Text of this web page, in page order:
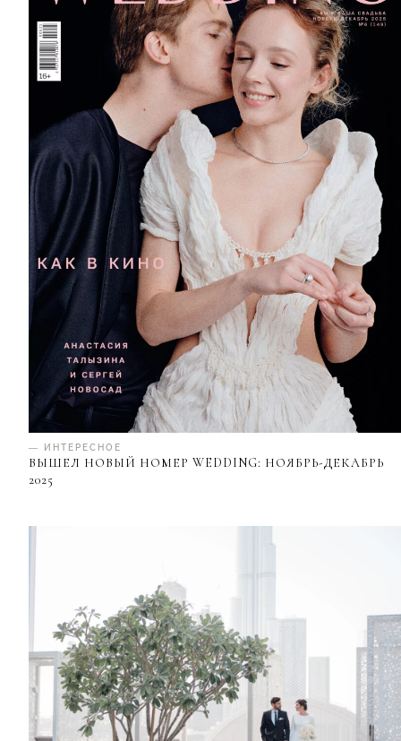
— ИНТЕРЕСНОЕ
ВЫШЕЛ НОВЫЙ НОМЕР WEDDING: НОЯБРЬ-ДЕКАБРЬ
2025